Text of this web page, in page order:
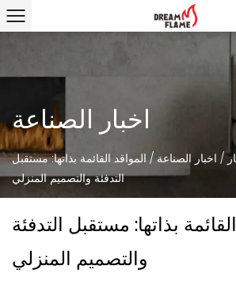
اخبار الصناعة
/ اخبار الصناعة/ المواقد القائمة بذاتها: مستقبل
التدفئة والتصميم المنزلي
بذاتها: مستقبل التدفئة
والتصميم المنزلي